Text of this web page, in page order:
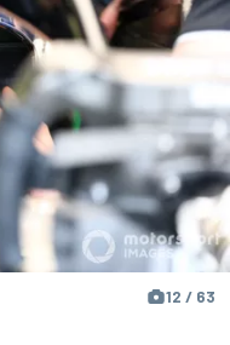
12 / 63